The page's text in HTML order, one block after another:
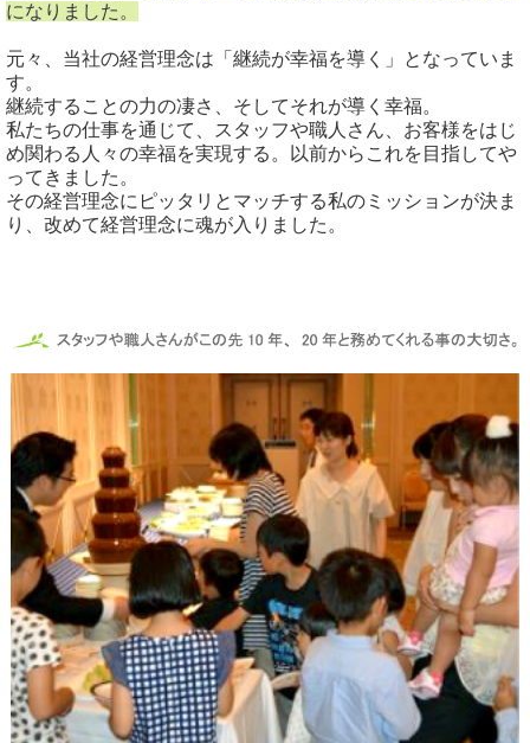
になりました。
元々、当社の経営理念は「継続が幸福を導く」となっていま
す。
継続することの力の凄さ、そしてそれが導く幸福。
私たちの仕事を通じて、スタッフや職人さん、お客様をはじ
め関わる人々の幸福を実現する。以前からこれを目指してや
ってきました。
その経営理念にピッタリとマッチする私のミッションが決ま
り、改めて経営理念に魂が入りました。